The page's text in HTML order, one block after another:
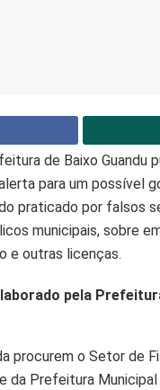
de Baixo Guandu
para um possível
praticado por falsos
municipais, sobre
e outras licenças.
pela
procurem o Setor de
da Prefeitura Municipal